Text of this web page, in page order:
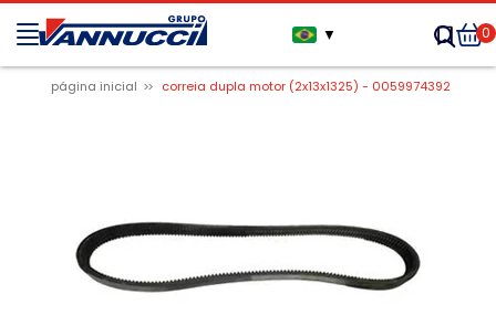
▼ 0
página inicial correia dupla motor (2x13x1325) - 0059974392